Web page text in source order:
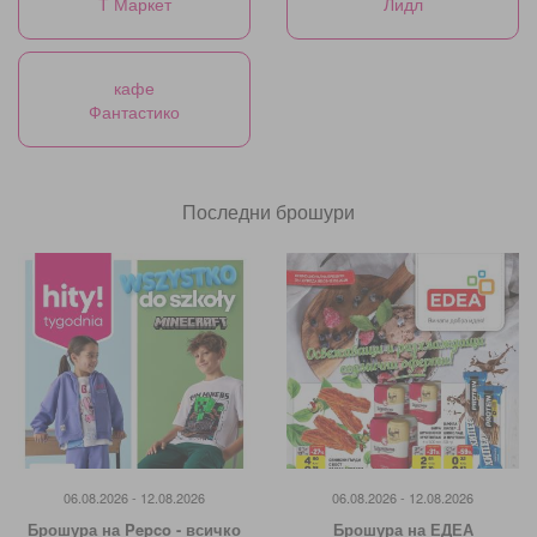
кафе
Фантастико
Последни брошури
06.08.2026 - 12.08.2026
Брошура на Pepco - всичко
06.08.2026 - 12.08.2026
Брошура на ЕДЕА